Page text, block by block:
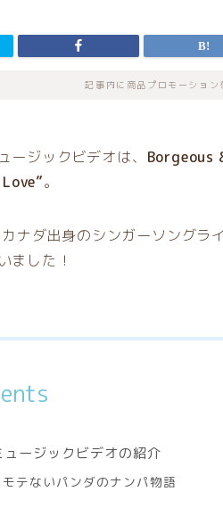
記事内に商品プロモーション
ージックビデオは、 Borgeous
。
ナダ出身のシンガーソングラ
ました！
ュージックビデオの紹介
モテないパンダのナンパ物語